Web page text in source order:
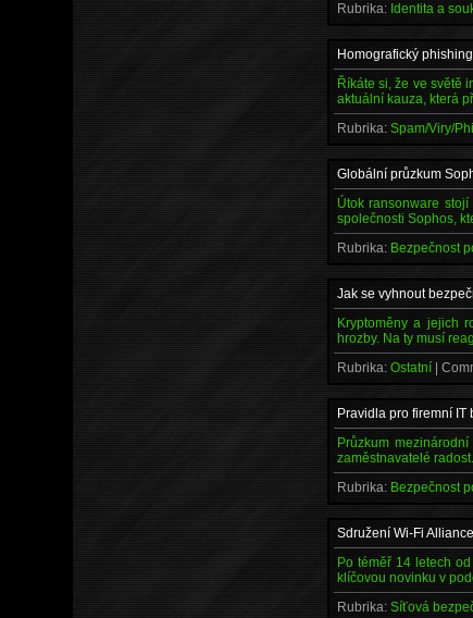
Rubrika: Identita a
Homografický
Říkáte si, že ve světě
aktuální kauza, která
Rubrika:Spam/Viry/
Globální průzkum
Útok ransonware
společnosti Sophos,
Rubrika: Bezpečnost
Jak se vyhnout
Kryptoměny a jejich
hrozby. Na ty musí
Rubrika:Ostatní |
Pravidla pro firemní
Průzkum
zaměstnavatelé radost.
Rubrika: Bezpečnost
Sdružení Wi-Fi
Po téměř 14 letech
klíčovou novinku v
Rubrika:Síťová